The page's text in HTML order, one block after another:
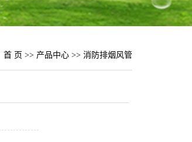
首 页 >> 产品中心 >> 消防排烟风管